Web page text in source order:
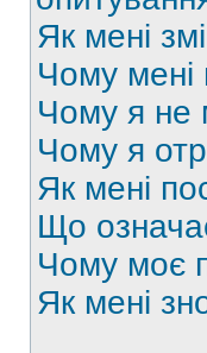
Як мені
Чому мені
Чому я не
Чому я
Як мені
Що
Чому моє
Як мені